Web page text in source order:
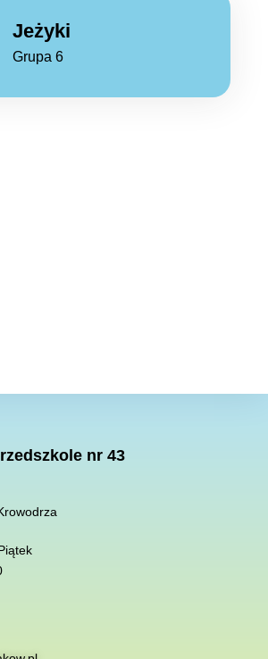
Jeżyki
Grupa 6
nr 43